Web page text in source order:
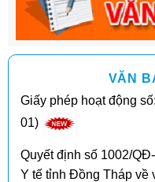
VĂN
Giấy phép hoạt động
01)
Quyết định số 1002/
Y tế tỉnh Đồng Tháp về